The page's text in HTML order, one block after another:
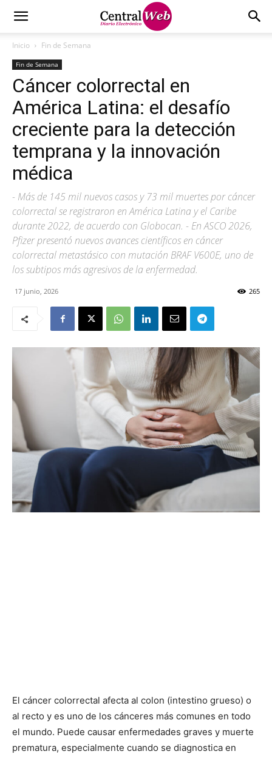
Inicio Fin de Semana
Fin de Semana
Cáncer colorrectal en
América Latina: el desafío
creciente para la detección
temprana y la innovación
médica
- Más de 145 mil nuevos casos y 73 mil muertes por cáncer
colorrectal se registraron en América Latina y el Caribe
durante 2022, de acuerdo con Globocan. - En ASCO 2026,
Pfizer presentó nuevos avances científicos en cáncer
colorrectal metastásico con mutación BRAF V600E, uno de
los subtipos más agresivos de la enfermedad.
17 junio, 2026 265
El cáncer colorrectal afecta al colon (intestino grueso) o
al recto y es uno de los cánceres más comunes en todo
el mundo. Puede causar enfermedades graves y muerte
prematura, especialmente cuando se diagnostica en